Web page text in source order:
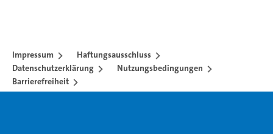
Impressum
Haftungsausschluss
Datenschutzerklärung
Nutzungsbedingungen
Barrierefreiheit